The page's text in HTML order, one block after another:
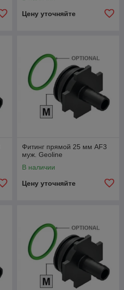
Цену уточняйте
Фитинг прямой 25 мм AF3
муж. Geoline
В наличии
Цену уточняйте